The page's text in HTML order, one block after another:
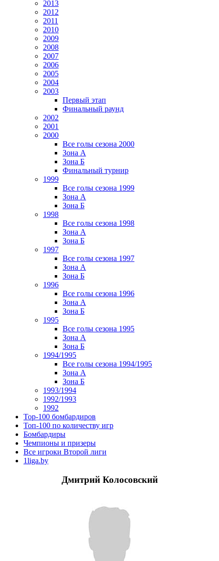
2013
2012
2011
2010
2009
2008
2007
2006
2005
2004
2003
Первый этап
Финальный раунд
2002
2001
2000
Все голы сезона 2000
Зона А
Зона Б
Финальный турнир
1999
Все голы сезона 1999
Зона А
Зона Б
1998
Все голы сезона 1998
Зона А
Зона Б
1997
Все голы сезона 1997
Зона А
Зона Б
1996
Все голы сезона 1996
Зона А
Зона Б
1995
Все голы сезона 1995
Зона А
Зона Б
1994/1995
Все голы сезона 1994/1995
Зона А
Зона Б
1993/1994
1992/1993
1992
Top-100 бомбардиров
Топ-100 по количеству игр
Бомбардиры
Чемпионы и призеры
Все игроки Второй лиги
1liga.by
Дмитрий Колосовский